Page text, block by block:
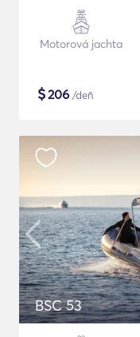
Motorová jachta
$206 /deň
BSC 53